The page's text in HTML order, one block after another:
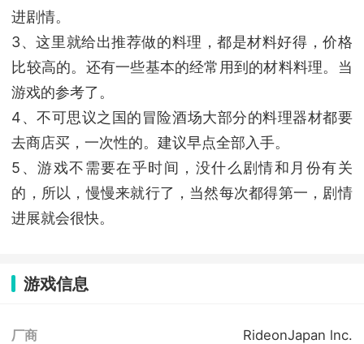
进剧情。
3、这里就给出推荐做的料理，都是材料好得，价格
比较高的。还有一些基本的经常用到的材料料理。当
游戏的参考了。
4、不可思议之国的冒险酒场大部分的料理器材都要
去商店买，一次性的。建议早点全部入手。
5、游戏不需要在乎时间，没什么剧情和月份有关
的，所以，慢慢来就行了，当然每次都得第一，剧情
进展就会很快。
游戏信息
厂商 RideonJapan lnc.